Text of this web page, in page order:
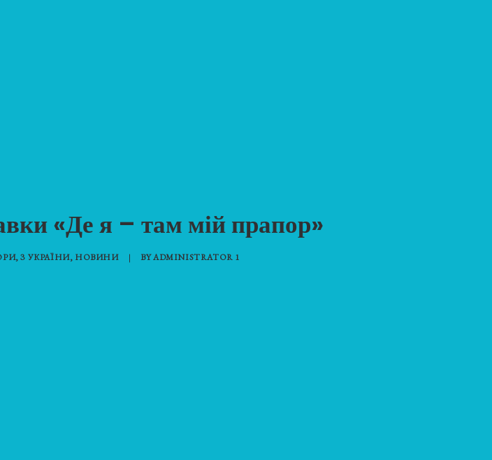
«Де я – там мій прапор»
,З УКРАЇНИ, НОВИНИ | BYADMINISTRATOR 1